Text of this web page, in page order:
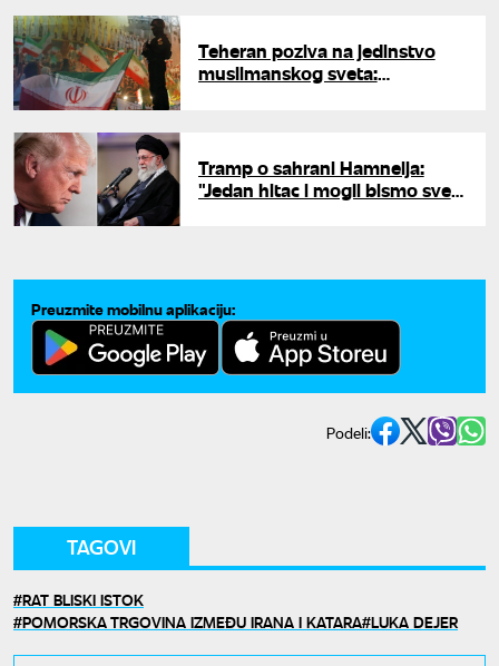
Teheran poziva na jedinstvo
muslimanskog sveta:
Tramp o sahrani Hamneija:
"Jedan hitac i mogli bismo sve
Preuzmite mobilnu aplikaciju:
Podeli:
TAGOVI
RAT BLISKI ISTOK
POMORSKA TRGOVINA IZMEĐU IRANA I KATARA LUKA DEJER